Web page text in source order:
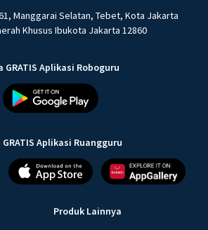
Manggarai Selatan, Tebet, Kota Jakarta
Khusus Ibukota Jakarta 12860
GRATIS Aplikasi Roboguru
GRATIS Aplikasi Ruangguru
Produk Lainnya